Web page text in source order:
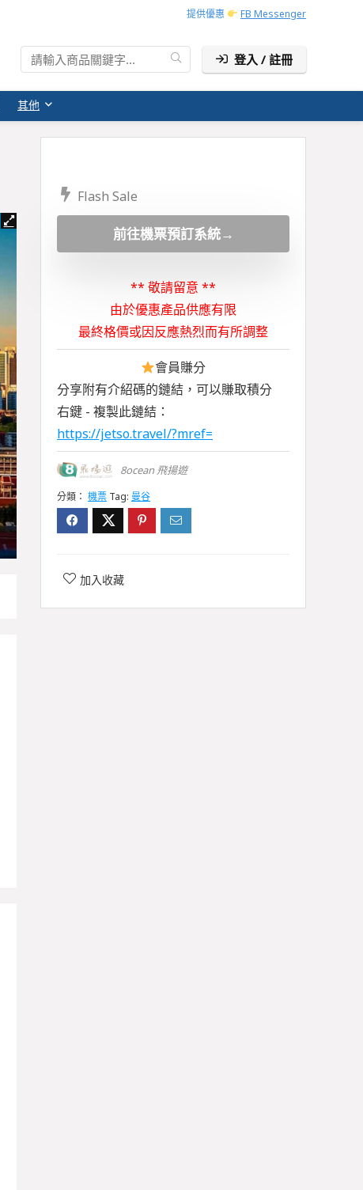
提供優惠 FB Messenger
登入 / 註冊
其他
Flash Sale
前往機票預訂系統→
** 敬請留意 **
由於優惠產品供應有限
最終格價或因反應熱烈而有所調整
會員賺分
分享附有介紹碼的鏈結，可以賺取積分
右鍵 - 複製此鏈結：
https://jetso.travel/?mref=
8ocean 飛揚遊
分類： 機票 Tag: 曼谷
加入收藏